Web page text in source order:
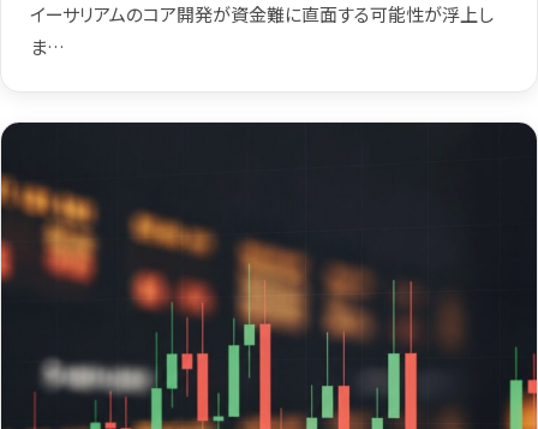
イーサリアムのコア開発が資金難に直面する可能性が浮上し
ま…